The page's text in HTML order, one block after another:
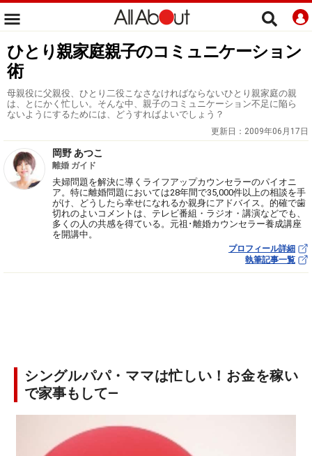
ひとり親家庭親子のコミュニケーション
術
母親役に父親役、ひとり二役こなさなければならないひとり親家庭の親
は、とにかく忙しい。そんな中、親子のコミュニケーション不足に陥ら
ないようにするためには、どうすればよいでしょう？
更新日： 2009年06月17日
岡野 あつこ
離婚 ガイド
夫婦問題を解決に導くライフアップカウンセラーのパイオニ
ア。特に離婚問題においては28年間で35,000件以上の相談を手
がけ、どうしたら幸せになれるか親身にアドバイス。的確で歯
切れのよいコメントは、テレビ番組・ラジオ・講演などでも、
多くの人の共感を得ている。元祖･離婚カウンセラー養成講座
を開講中。
プロフィール詳細
執筆記事一覧
シングルパパ・ママは忙しい！お金を稼い
で家事もして―